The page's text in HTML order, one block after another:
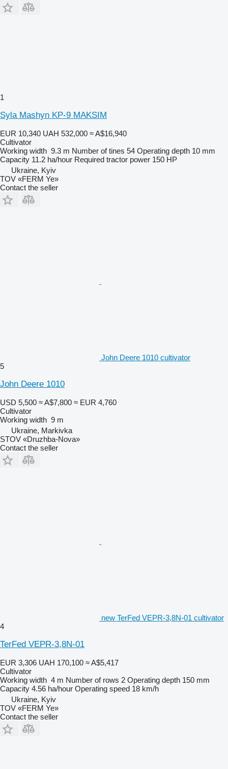
1
Syla Mashyn KP-9 MAKSIM
EUR 10,340 UAH 532,000 ≈ A$16,940
Cultivator
Working width 9.3 m Number of tines 54 Operating depth 10 mm
Capacity 11.2 ha/hour Required tractor power 150 HP
Ukraine, Kyiv
TOV «FERM Ye»
Contact the seller
John Deere 1010 cultivator
5
John Deere 1010
USD 5,500 ≈ A$7,800 ≈ EUR 4,760
Cultivator
Working width 9 m
Ukraine, Markivka
STOV «Druzhba-Nova»
Contact the seller
new TerFed VEPR-3,8N-01 cultivator
4
TerFed VEPR-3,8N-01
EUR 3,306 UAH 170,100 ≈ A$5,417
Cultivator
Working width 4 m Number of rows 2 Operating depth 150 mm
Capacity 4.56 ha/hour Operating speed 18 km/h
Ukraine, Kyiv
TOV «FERM Ye»
Contact the seller